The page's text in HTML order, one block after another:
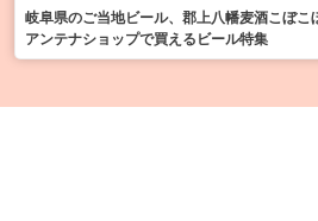
岐阜県のご当地ビール、郡上八幡麦酒こぼこ
アンテナショップで買えるビール特集